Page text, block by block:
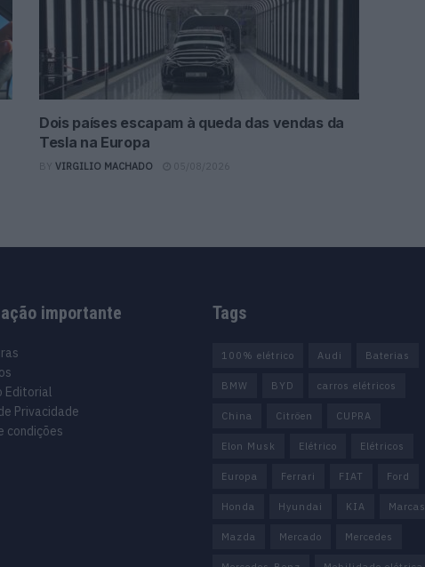
Dois países escapam à queda das vendas da
Tesla na Europa
BY VIRGILIO MACHADO
importante
Editorial
Privacidade
condições
Tags
100% elétrico Audi Baterias
BMW BYD carros elétricos
China Citröen CUPRA
Elon Musk Elétrico Elétricos
Europa Ferrari FIAT Ford
Honda Hyundai KIA Marcas
Mazda Mercado Mercedes